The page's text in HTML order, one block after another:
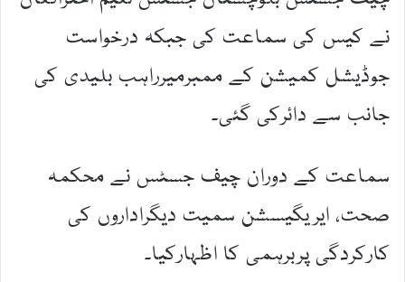
نے کیس کی سماعت کی جبکہ درخواست
جوڈیشل کمیشن کے ممبرمیرراہب بلیدی کی
جانب سے دائرکی گئی۔
سماعت کے دوران چیف جسٹس نے محکمہ
صحت، ایریگیسشن سمیت دیگراداروں کی
کارکردگی پربرہمی کا اظہارکیا۔